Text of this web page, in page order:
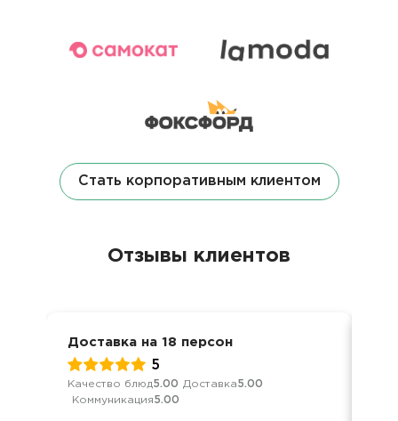
Стать корпоративным клиентом
Отзывы клиентов
Доставка на 18 персон
5
Качество блюд5.00 Доставка5.00
Коммуникация5.00